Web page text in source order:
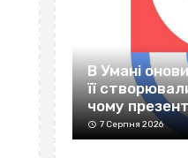
В Умані
її
чому
7 Серпня 2026